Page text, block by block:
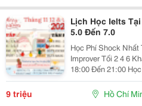
Lịch Học Ielts
5.0 Đến 7.0
Học Phí Shock Nhất Tại
Improver Tối 2 4 6 Khai Giảng: 13/07/2026 Khung Giờ:
18:00 Đến 21:00 Học Phí Ưu Đãi 5% Khi Đăng Ký 2/ Ielts
Basic Tối 3 5 7 Khai Giảng: 07//07/2026 Khung Giờ:
18:00 Đến 21:00 ...
9 triệu Hồ Chí